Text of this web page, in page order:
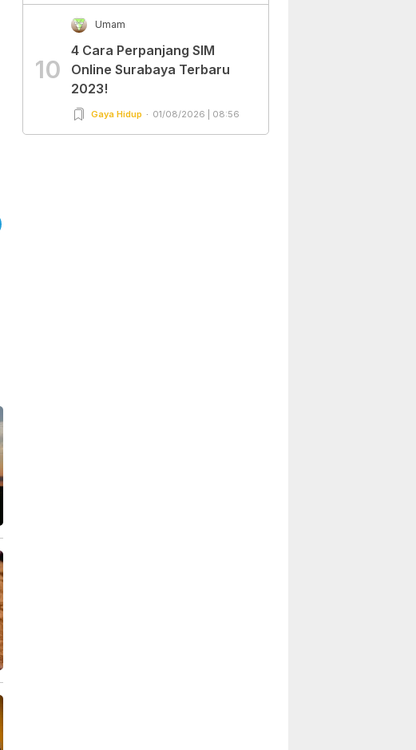
10
Umam
4 Cara Perpanjang SIM
Online Surabaya Terbaru
2023!
Gaya Hidup 01/08/2026 | 08:56